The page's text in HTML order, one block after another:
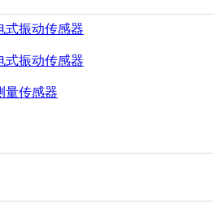
式振动传感器
式振动传感器
量传感器